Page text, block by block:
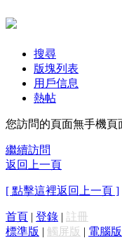
搜尋
版塊列表
用戶信息
熱帖
您訪問的頁面無手機頁
繼續訪問
返回上一頁
[ 點擊這裡返回上一頁 ]
首頁 | 登錄 | 註冊
標準版 | 觸屏版 | 電腦版